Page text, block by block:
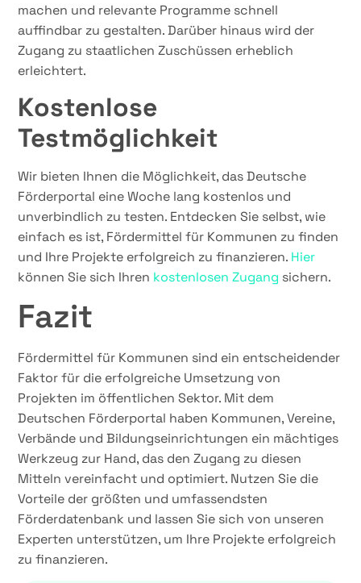
machen und relevante Programme schnell
auffindbar zu gestalten. Darüber hinaus wird der
Zugang zu staatlichen Zuschüssen erheblich
erleichtert.
Kostenlose
Testmöglichkeit
Wir bieten Ihnen die Möglichkeit, das Deutsche
Förderportal eine Woche lang kostenlos und
unverbindlich zu testen. Entdecken Sie selbst, wie
einfach es ist, Fördermittel für Kommunen zu finden
und Ihre Projekte erfolgreich zu finanzieren. Hier
können Sie sich Ihren kostenlosen Zugang sichern.
Fazit
Fördermittel für Kommunen sind ein entscheidender
Faktor für die erfolgreiche Umsetzung von
Projekten im öffentlichen Sektor. Mit dem
Deutschen Förderportal haben Kommunen, Vereine,
Verbände und Bildungseinrichtungen ein mächtiges
Werkzeug zur Hand, das den Zugang zu diesen
Mitteln vereinfacht und optimiert. Nutzen Sie die
Vorteile der größten und umfassendsten
Förderdatenbank und lassen Sie sich von unseren
Experten unterstützen, um Ihre Projekte erfolgreich
zu finanzieren.